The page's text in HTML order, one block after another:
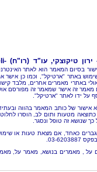
ירון טיקוצקי, עו"ד (רו"ח)
בסיום המאמר הוא לאתר
באתר "ארטיקל", וכמו כן אישר
באתרי מאמרים אחרים, מלבד
זה אישר שמאמר זה מפורסם
על ידו לאתר "ארטיקל".
אישור של כותב המאמר בהווה
מטעות ותום לב, הוסרו
שנושא זה טופל ונסגר.
וגברים כאחד, אם מצאת טעות או
על , מאמרים בנושא, מאמר על,